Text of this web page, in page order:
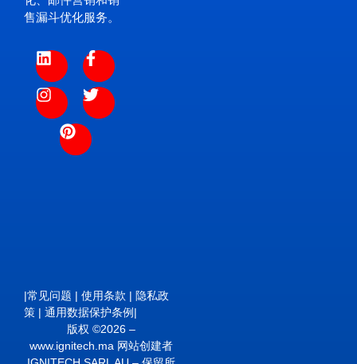
售漏斗优化服务。
|常见问题 | 使用条款 | 隐私政
策 | 通用数据保护条例 |
版权 ©2026 –
www.ignitech.ma 网站创建者